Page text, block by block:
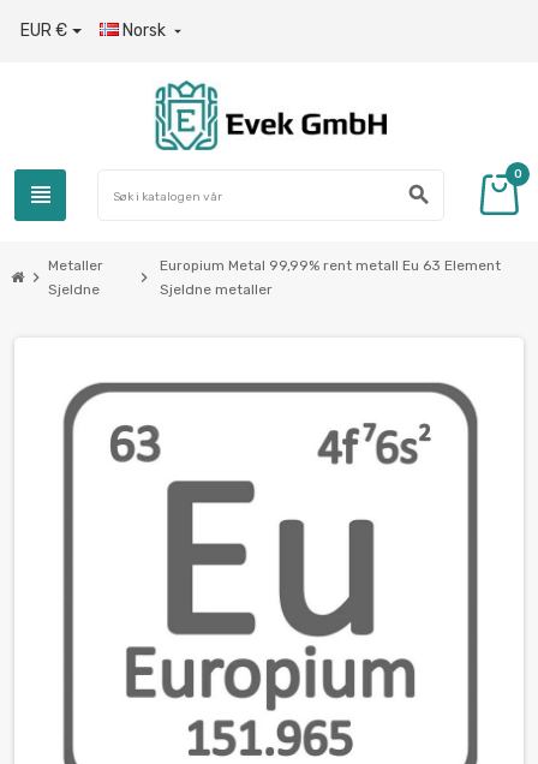
EUR € Norsk 
view_headline search
0
chevron_right
Metaller
Sjeldne
chevron_right
Europium Metal 99,99% rent metall Eu 63 Element
Sjeldne metaller